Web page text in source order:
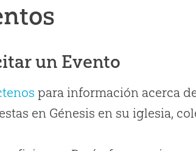
un Evento
para información acerca
en Génesis en su iglesia,